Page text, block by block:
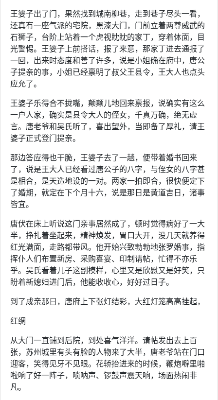
王婆子出了门，果然找到城南柳巷，走到巷子尽头一看，
还真有一座气派的宅院，黑漆大门，门前立着两尊威武的
石狮子，台阶上站着一个虎视眈眈的家丁，穿着体面，目
光警惕。王婆子上前搭话，报了来意，那家丁进去通报了
一回，出来时态度和善了许多，说是小姐确在府中，唐公
子提亲的事，小姐已经禀明了叔父王县令，王大人也点头
应允了。
王婆子乐得合不拢嘴，颠颠儿地回来禀报，说确实有这么
一户人家，确实是县令大人的侄女，千真万确，绝无虚
言。唐老爷和吴氏听了，喜出望外，当即备了厚礼，请王
婆子正式登门提亲。
那边答应得也干脆，王婆子去了一趟，便带着婚书回来
了，说是王大人已经看过唐公子的八字，与侄女的八字甚
是相合，是天造地设的一对。两家一拍即合，很快便定下
了婚期，就定在下个月十六，说是那日是黄道吉日，诸事
皆宜。
唐伏在床上听说这门亲事居然成了，顿时觉得病好了一大
半，挣扎着坐起来，精神焕发，胃口大开，没几天就养得
红光满面，走路都带风。他开始兴致勃勃地张罗婚事，指
挥仆人们布置新房、采购喜宴、印制请帖，忙得不亦乐
乎。吴氏看着儿子这副模样，心里又是欣慰又是好笑，只
盼着新媳妇进门后，他能收收心，好好过日子。
到了成亲那日，唐府上下张灯结彩，大红灯笼高高挂起，
红绸
从大门一直铺到后院，到处喜气洋洋。请帖发出去上百
张，苏州城里有头有脸的人物来了大半，唐老爷站在门口
迎客，笑得见牙不见眼。花轿抬进来的时候，鞭炮噼里啪
啦响了好一阵子，唢呐声、锣鼓声震天响，场面热闹非
凡。